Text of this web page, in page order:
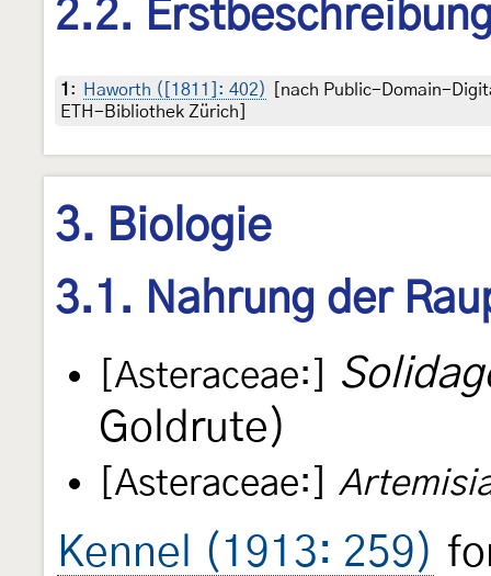
2.2.
1 : Haworth ([1811]: 402)
[nach Public-Domain-
ETH-Bibliothek Zürich]
3. Biologie
3.1. Nahrung der
[Asteraceae:]
Goldrute)
[Asteraceae:]
Kennel (1913: 259)